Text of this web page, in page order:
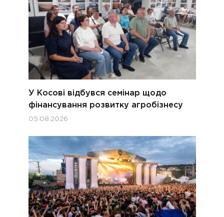
У Косові відбувся семінар щодо
фінансування розвитку агробізнесу
05.08.2026